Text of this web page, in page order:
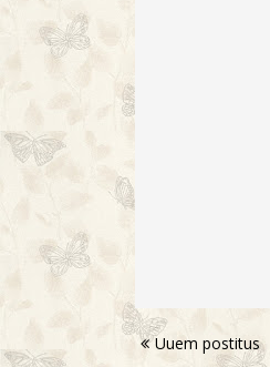
Uuem postitus